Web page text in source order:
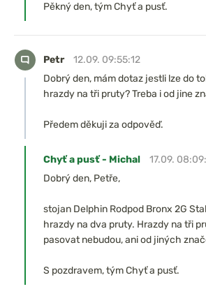
Pěkný den, tým Chyť a pusť.
Petr
12.09. 09:55:12
Dobrý den, mám dotaz jestli lze do
hrazdy na tři pruty? Treba i od jine
Předem děkuji za odpověď.
Chyť a pusť - Michal
17.09.
Dobrý den, Petře,
stojan Delphin Rodpod Bronx 2G
hrazdy na dva pruty. Hrazdy na tři
pasovat nebudou, ani od jiných
S pozdravem, tým Chyť a pusť.